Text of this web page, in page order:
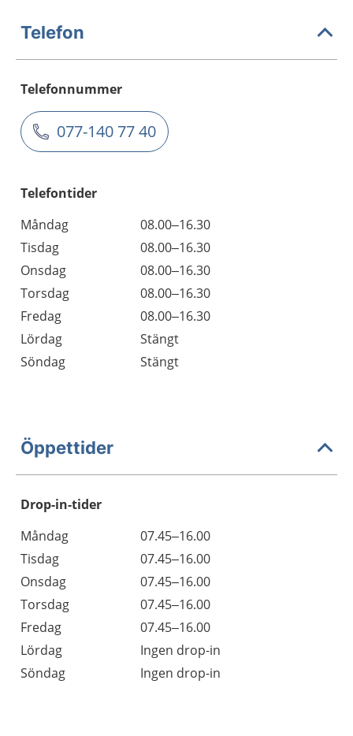
Telefon
Telefonnummer
077-140 77 40
Telefontider
Måndag
08.00–16.30
Tisdag
08.00–16.30
Onsdag
08.00–16.30
Torsdag
08.00–16.30
Fredag
08.00–16.30
Lördag
Stängt
Söndag
Stängt
Öppettider
Drop-in-tider
Måndag
07.45–16.00
Tisdag
07.45–16.00
Onsdag
07.45–16.00
Torsdag
07.45–16.00
Fredag
07.45–16.00
Lördag
Ingen drop-in
Söndag
Ingen drop-in